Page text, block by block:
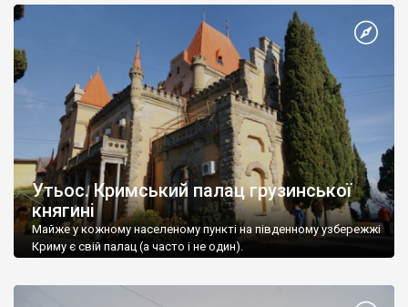
Утьос. Кримський палац грузинської
княгині
Майже у кожному населеному пункті на південному узбережжі
Криму є свій палац (а часто і не один).